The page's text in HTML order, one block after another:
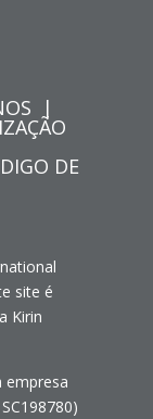
|
DE
site é
Kirin
empresa